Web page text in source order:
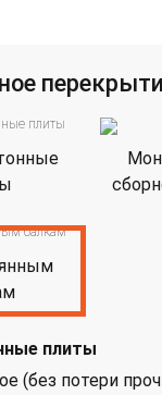
плиты
(без потери